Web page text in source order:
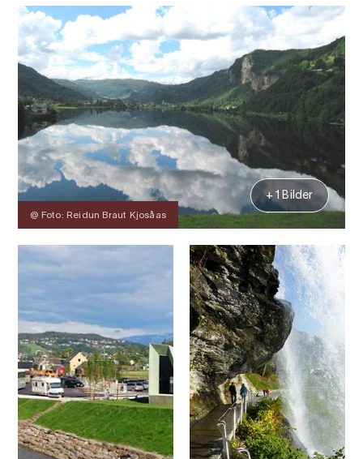
@ Foto: Reidun Braut Kjosåas
+ 1 Bilder